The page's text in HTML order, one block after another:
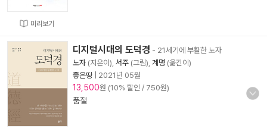
미리보기
디지털시대의 도덕경 - 21세기에 부활한 노자
노자 (지은이), 서주 (그림), 계명 (옮긴이)
좋은땅| 2021년 05월
13,500원 (10% 할인 / 750원)
품절